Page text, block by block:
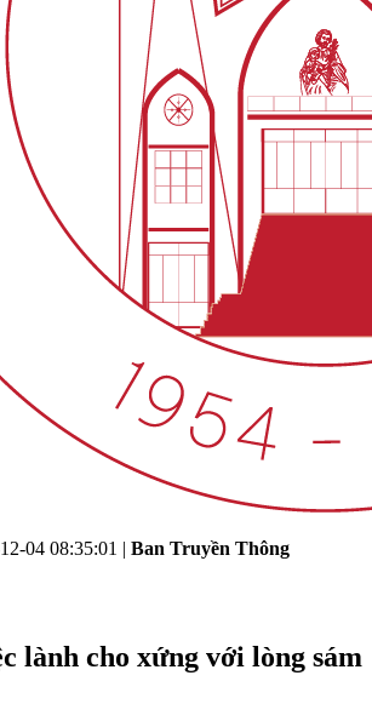
04 08:35:01 | Ban Truyền Thông
lành cho xứng với lòng sám